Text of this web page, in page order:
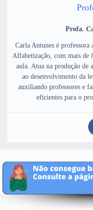
Profa.
Carla Antunes é professora
Alfabetização, com mais de
aula. Atua na produção de
ao desenvolvimento da
auxiliando professores e
eficientes para o